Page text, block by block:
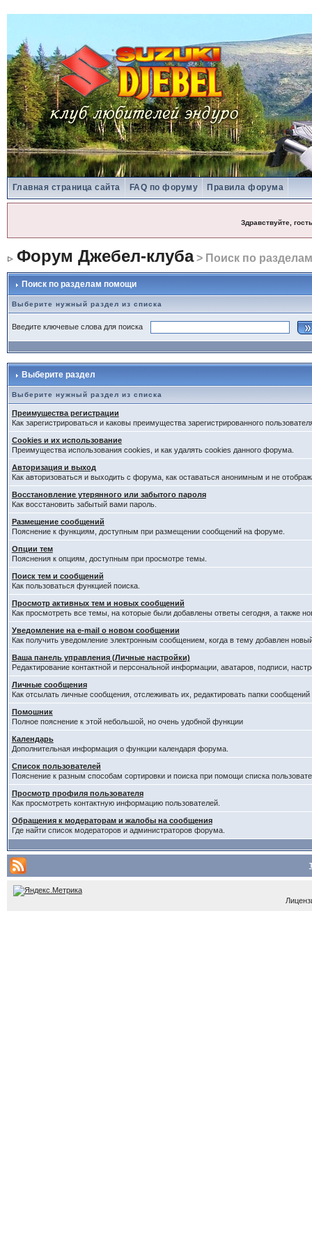
Главная страница сайта FAQ по форуму Правила форума
Здравствуйте, гость
Форум Джебел-клуба> Поиск по
Поиск по разделам помощи
Выберите нужный раздел из списка
Введите ключевые слова для поиска
Выберите раздел
Выберите нужный раздел из списка
Преимущества регистрации
Как зарегистрироваться и каковы преимущества зарегистрированного
Cookies и их использование
Преимущества использования cookies, и как удалять cookies данного форума.
Авторизация и выход
Как авторизоваться и выходить с форума, как оставаться анонимным и не
Восстановление утерянного или забытого пароля
Как восстановить забытый вами пароль.
Размещение сообщений
Пояснение к функциям, доступным при размещении сообщений на форуме.
Опции тем
Пояснения к опциям, доступным при просмотре темы.
Поиск тем и сообщений
Как пользоваться функцией поиска.
Просмотр активных тем и новых сообщений
Как просмотреть все темы, на которые были добавлены ответы сегодня, а также
Уведомление на е-mail о новом сообщении
Как получить уведомление электронным сообщением, когда в тему добавлен
Ваша панель управления (Личные настройки)
Редактирование контактной и персональной информации, аватаров, подписи,
Личные сообщения
Как отсылать личные сообщения, отслеживать их, редактировать папки
Помошник
Полное пояснение к этой небольшой, но очень удобной функции
Календарь
Дополнительная информация о функции календаря форума.
Список пользователей
Пояснение к разным способам сортировки и поиска при помощи списка
Просмотр профиля пользователя
Как просмотреть контактную информацию пользователей.
Обращения к модераторам и жалобы на сообщения
Где найти список модераторов и администраторов форума.